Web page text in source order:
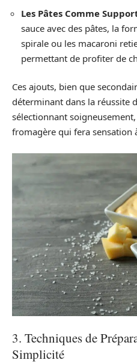
Les Pâtes Comme
sauce avec des pâtes, la
spirale ou les macaroni
permettant de profiter de
Ces ajouts, bien que
déterminant dans la réussite
sélectionnant
fromagère qui fera sensation
3. Techniques de
Simplicité